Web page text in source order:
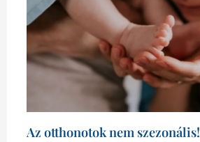
Az otthonotok nem szezonális!